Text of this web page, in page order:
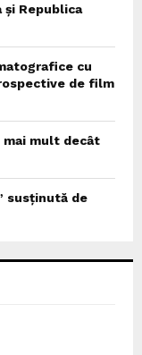
și Republica
cu
de film
mai mult decât
susținută de